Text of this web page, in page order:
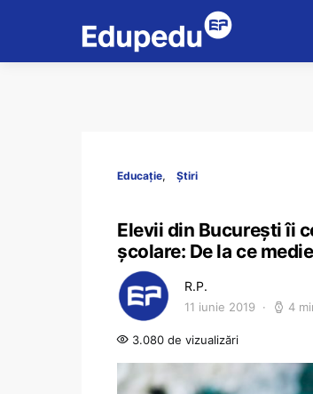
Educație Știri
Elevii din București îi
școlare: De la ce
R.P.
11 iunie 2019 4
3.080 de vizualizări